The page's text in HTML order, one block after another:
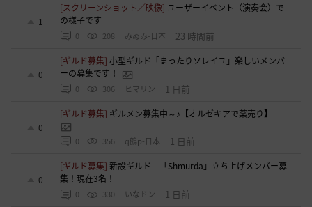
1
[スクリーンショット／映像] ユーザーイベント（演奏会）で
の様子です
0 208 みゐみ-日本 23 時間前
0
[ギルド募集]小型ギルド「まったりソレイユ」楽しいメンバ
ーの募集です！
0 306 ヒマリン 1 日前
0
[ギルド募集] ギルメン募集中～♪【オルゼキアで薬売り】
0 356 q鵺p-日本 1 日前
0
[ギルド募集]新設ギルド 「Shmurda」立ち上げメンバー募
集！現在3名！
0 330 いなドン 1 日前